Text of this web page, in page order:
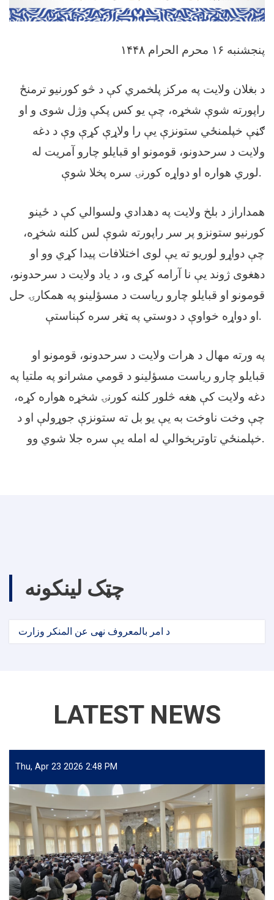
پنجشنبه ۱۶ محرم الحرام ۱۴۴۸
د بغلان ولايت په مرکز پلخمري کې د څو کورنيو ترمنځ
راپورته شوې شخړه، چې يو کس پکې وژل شوی و او
ګڼې خپلمنځي ستونزې يې را ولاړې کړې وې د دغه
ولايت د سرحدونو، قومونو او قبايلو چارو آمريت له
لوري هواره او دواړه کورنۍ سره پخلا شوې.
همداراز د بلخ ولايت په دهدادي ولسوالي کې د ځينو
کورنيو ستونزو پر سر راپورته شوې لس کلنه شخړه،
چې دواړو لوريو ته يې لوی اختلافات پيدا کړي وو او
دهغوی ژوند يې نا آرامه کړی و، د ياد ولايت د سرحدونو،
قومونو او قبايلو چارو رياست د مسؤلينو په همکارۍ حل
او دواړه خواوې د دوستي په ټغر سره کېناستې.
په ورته مهال د هرات ولايت د سرحدونو، قومونو او
قبايلو چارو رياست مسؤلينو د قومي مشرانو په ملتيا په
دغه ولايت کې هغه څلور کلنه کورنۍ شخړه هواره کړه،
چې وخت ناوخت به يې يو بل ته ستونزې جوړولې او د
خپلمنځي تاوترېخوالي له امله يې سره جلا شوي وو.
چټک لینکونه
د امر بالمعروف نهی عن المنکر وزارت
LATEST NEWS
Thu, Apr 23 2026 2:48 PM